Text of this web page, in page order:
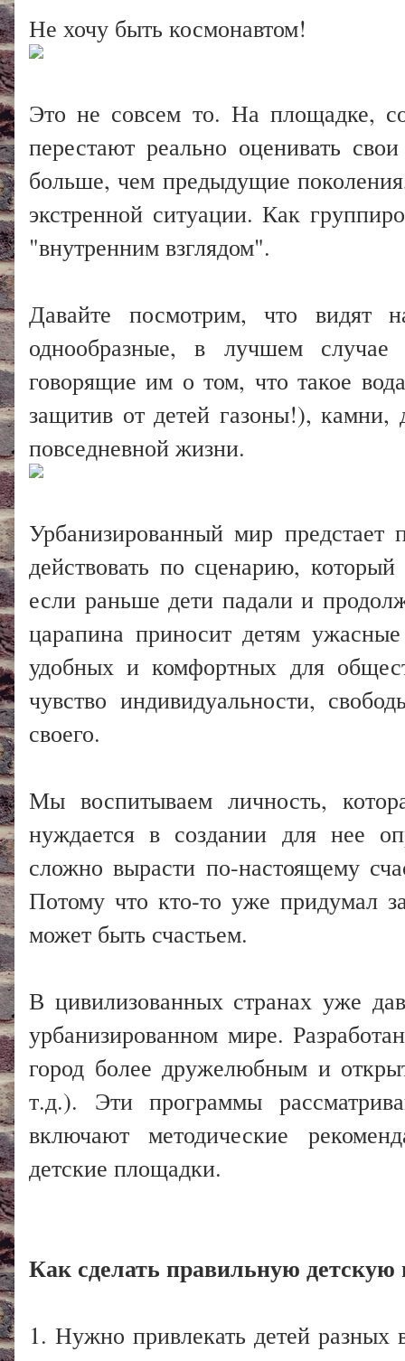
Не хочу быть космонавтом!
Это не совсем то. На площадке,
перестают реально оценивать
больше, чем предыдущие
экстренной ситуации. Как
"внутренним взглядом".
Давайте посмотрим, что
однообразные, в лучшем случае
говорящие им о том, что такое
защитив от детей газоны!),
повседневной жизни.
Урбанизированный мир предстает
действовать по сценарию,
если раньше дети падали и
царапина приносит детям
удобных и комфортных для
чувство индивидуальности,
своего.
Мы воспитываем личность,
нуждается в создании для нее
сложно вырасти по-настоящему
Потому что кто-то уже придумал
может быть счастьем.
В цивилизованных странах уже
урбанизированном мире.
город более дружелюбным и
т.д.). Эти программы
включают методические
детские площадки.
Как сделать правильную
1. Нужно привлекать детей разных